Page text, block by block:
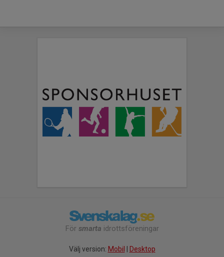
För smarta idrottsföreningar
Välj version: Mobil Desktop